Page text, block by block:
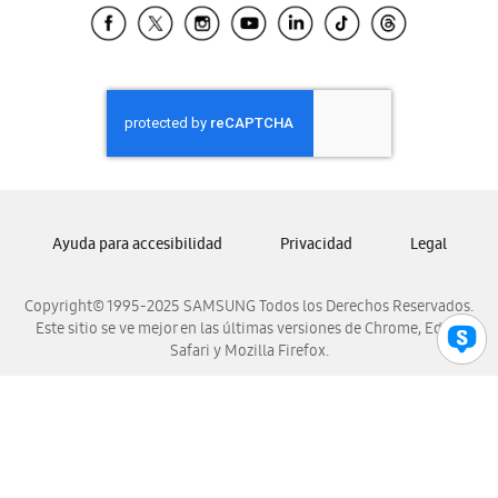
Samsung El Salvador
Samsung Honduras
Samsung Nicaragua
Samsung Panamá
Samsung Venezuela
Copyright© 1995-2025 SAMSUNG Todos los Derechos Reservados.
Este sitio se ve mejor en las últimas versiones de Chrome, Edge,
Safari y Mozilla Firefox.
Ayuda para accesibilidad Privacidad Legal